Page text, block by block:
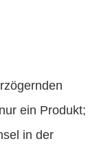
ein Produkt;
in der